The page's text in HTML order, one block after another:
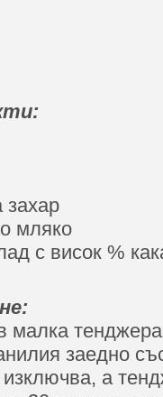
захар
мляко
с висок %
малка
заедно
а